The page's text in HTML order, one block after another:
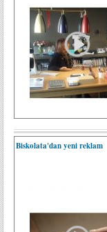
Biskolata'dan yeni reklam